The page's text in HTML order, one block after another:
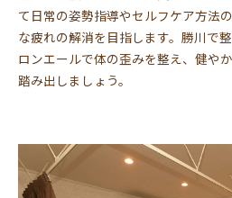
て日常の姿勢指導やセルフケア方法
な疲れの解消を目指します。勝川で
ロンエールで体の歪みを整え、健や
踏み出しましょう。